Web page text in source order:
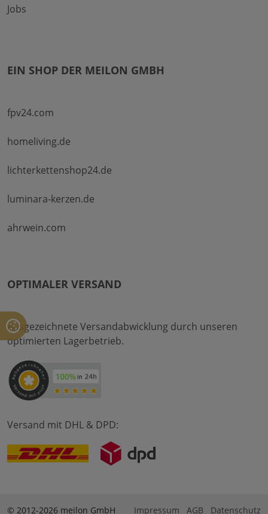
Jobs
EIN SHOP DER MEILON GMBH
fpv24.com
homeliving.de
lichterkettenshop24.de
luminara-kerzen.de
ahrwein.com
OPTIMALER VERSAND
Ausgezeichnete Versandabwicklung durch unseren
optimierten Lagerbetrieb.
Versand mit DHL & DPD:
© 2012-2026 meilon GmbH Impressum AGB Datenschutz